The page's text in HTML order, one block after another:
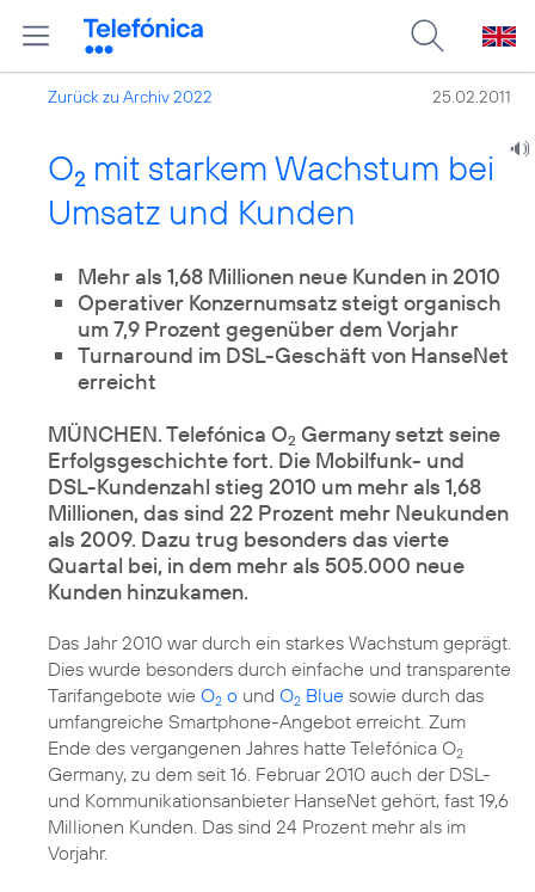
Zurück zu Archiv 2022 25.02.2011
O2 mit starkem Wachstum bei
Umsatz und Kunden
Mehr als 1,68 Millionen neue Kunden in 2010
Operativer Konzernumsatz steigt organisch
um 7,9 Prozent gegenüber dem Vorjahr
Turnaround im DSL-Geschäft von HanseNet
erreicht
MÜNCHEN. Telefónica O2 Germany setzt seine
Erfolgsgeschichte fort. Die Mobilfunk- und
DSL-Kundenzahl stieg 2010 um mehr als 1,68
Millionen, das sind 22 Prozent mehr Neukunden
als 2009. Dazu trug besonders das vierte
Quartal bei, in dem mehr als 505.000 neue
Kunden hinzukamen.
Das Jahr 2010 war durch ein starkes Wachstum geprägt.
Dies wurde besonders durch einfache und transparente
Tarifangebote wie O2 o und O2 Blue sowie durch das
umfangreiche Smartphone-Angebot erreicht. Zum
Ende des vergangenen Jahres hatte Telefónica O2
Germany, zu dem seit 16. Februar 2010 auch der DSL-
und Kommunikationsanbieter HanseNet gehört, fast 19,6
Millionen Kunden. Das sind 24 Prozent mehr als im
Vorjahr.